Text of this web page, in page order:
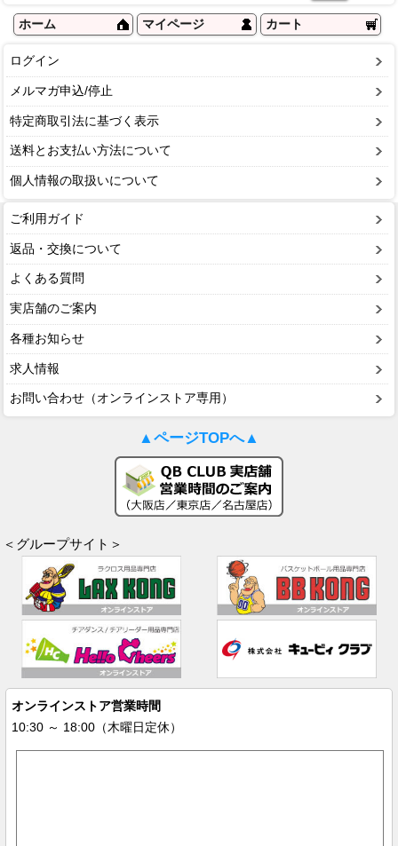
ホーム マイページ カート
ログイン
メルマガ申込/停止
特定商取引法に基づく表示
送料とお支払い方法について
個人情報の取扱いについて
ご利用ガイド
返品・交換について
よくある質問
実店舗のご案内
各種お知らせ
求人情報
お問い合わせ（オンラインストア専用）
▲ページTOPへ▲
＜グループサイト＞
オンラインストア営業時間
10:30 ～ 18:00（木曜日定休）